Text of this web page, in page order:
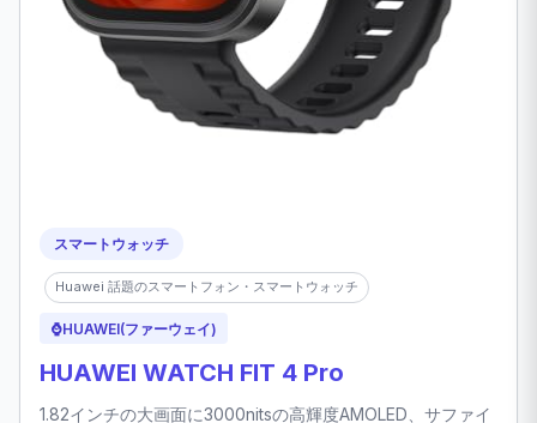
スマートウォッチ
Huawei 話題のスマートフォン・スマートウォッチ
⌚HUAWEI(ファーウェイ)
HUAWEI WATCH FIT 4 Pro
1.82インチの大画面に3000nitsの高輝度AMOLED、サファイ